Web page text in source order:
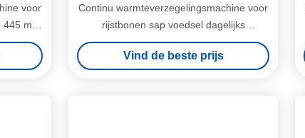
voor
mm
Continu warmteverzegelingsmachine voor
rijstbonen sap voedsel dagelijks
aangedreven door elektriciteit
Vind de beste prijs